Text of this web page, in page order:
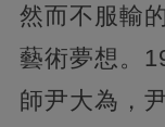
然而不服輸
藝術夢想。
師尹大為，